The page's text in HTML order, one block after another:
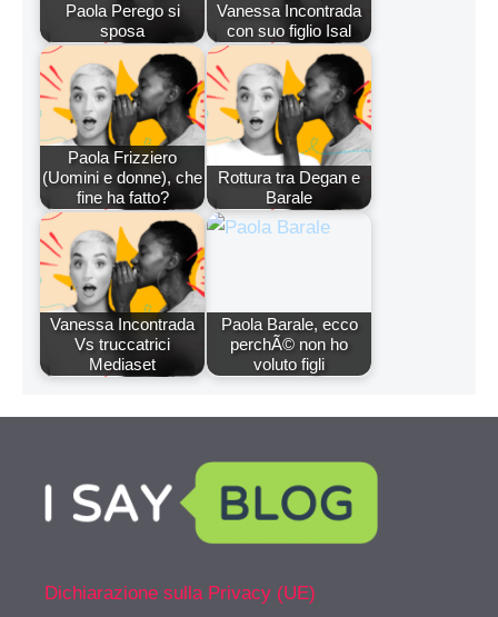
Paola Perego si
sposa
Vanessa Incontrada
con suo figlio Isal
Paola Frizziero
(Uomini e donne), che
fine ha fatto?
Rottura tra Degan e
Barale
Vanessa Incontrada
Vs truccatrici
Mediaset
Paola Barale, ecco
perchÃ© non ho
voluto figli
Dichiarazione sulla Privacy (UE)